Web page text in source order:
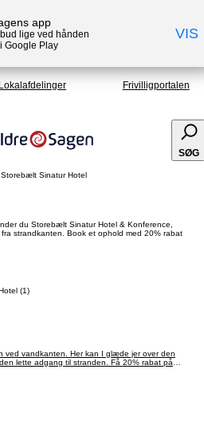
app
lige ved hånden
Google Play
VIS
Lokalafdelinger Frivilligportalen
SØG
Storebælt Sinatur Hotel
du Storebælt Sinatur Hotel & Konference,
strandkanten. Book et ophold med 20% rabat
(1)
ved vandkanten. Her kan I glæde jer over den
lette adgang til stranden. Få 20% rabat på
Sagen.